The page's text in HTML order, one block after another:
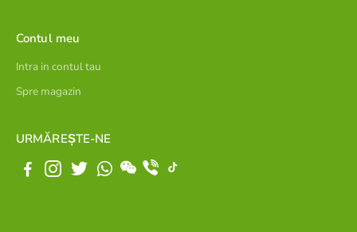
Contul meu
Intra in contul tau
Spre magazin
URMĂREȘTE-NE